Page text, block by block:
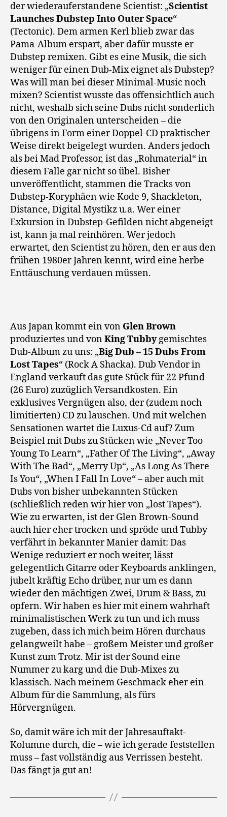
der wiederauferstandene Scientist: „Scientist
Launches Dubstep Into Outer Space“
(Tectonic). Dem armen Kerl blieb zwar das
Pama-Album erspart, aber dafür musste er
Dubstep remixen. Gibt es eine Musik, die sich
weniger für einen Dub-Mix eignet als Dubstep?
Was will man bei dieser Minimal-Music noch
mixen? Scientist wusste das offensichtlich auch
nicht, weshalb sich seine Dubs nicht sonderlich
von den Originalen unterscheiden – die
übrigens in Form einer Doppel-CD praktischer
Weise direkt beigelegt wurden. Anders jedoch
als bei Mad Professor, ist das „Rohmaterial“ in
diesem Falle gar nicht so übel. Bisher
unveröffentlicht, stammen die Tracks von
Dubstep-Koryphäen wie Kode 9, Shackleton,
Distance, Digital Mystikz u.a. Wer einer
Exkursion in Dubstep-Gefilden nicht abgeneigt
ist, kann ja mal reinhören. Wer jedoch
erwartet, den Scientist zu hören, den er aus den
frühen 1980er Jahren kennt, wird eine herbe
Enttäuschung verdauen müssen.
Aus Japan kommt ein von Glen Brown
produziertes und vonKing Tubbygemischtes
Dub-Album zu uns: „Big Dub – 15 Dubs From
Lost Tapes“ (Rock A Shacka). Dub Vendor in
England verkauft das gute Stück für 22 Pfund
(26 Euro) zuzüglich Versandkosten. Ein
exklusives Vergnügen also, der (zudem noch
limitierten) CD zu lauschen. Und mit welchen
Sensationen wartet die Luxus-Cd auf? Zum
Beispiel mit Dubs zu Stücken wie „Never Too
Young To Learn“, „Father Of The Living“, „Away
With The Bad“, „Merry Up“, „As Long As There
Is You“, „When I Fall In Love“ – aber auch mit
Dubs von bisher unbekannten Stücken
(schließlich reden wir hier von „lost Tapes“).
Wie zu erwarten, ist der Glen Brown-Sound
auch hier eher trocken und spröde und Tubby
verfährt in bekannter Manier damit: Das
Wenige reduziert er noch weiter, lässt
gelegentlich Gitarre oder Keyboards anklingen,
jubelt kräftig Echo drüber, nur um es dann
wieder den mächtigen Zwei, Drum & Bass, zu
opfern. Wir haben es hier mit einem wahrhaft
minimalistischen Werk zu tun und ich muss
zugeben, dass ich mich beim Hören durchaus
gelangweilt habe – großem Meister und großer
Kunst zum Trotz. Mir ist der Sound eine
Nummer zu karg und die Dub-Mixes zu
klassisch. Nach meinem Geschmack eher ein
Album für die Sammlung, als fürs
Hörvergnügen.
So, damit wäre ich mit der Jahresauftakt-
Kolumne durch, die – wie ich gerade feststellen
muss – fast vollständig aus Verrissen besteht.
Das fängt ja gut an!